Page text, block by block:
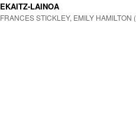
EKAITZ-LAINOA
FRANCES STICKLEY, EMILY HAMILTON